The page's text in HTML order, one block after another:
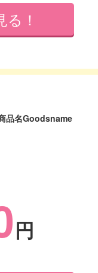
品名Goodsname
円